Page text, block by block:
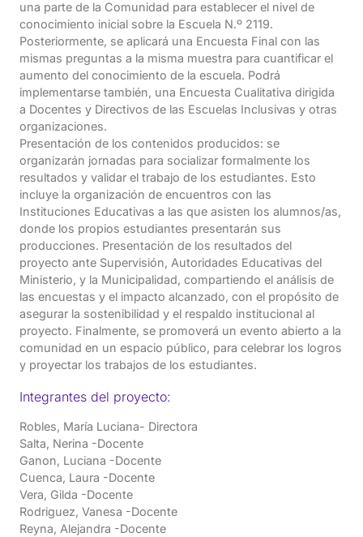
una parte de la Comunidad para establecer el nivel de
conocimiento inicial sobre la Escuela N.º 2119.
Posteriormente, se aplicará una Encuesta Final con las
mismas preguntas a la misma muestra para cuantificar el
aumento del conocimiento de la escuela. Podrá
implementarse también, una Encuesta Cualitativa dirigida
a Docentes y Directivos de las Escuelas Inclusivas y otras
organizaciones.
Presentación de los contenidos producidos: se
organizarán jornadas para socializar formalmente los
resultados y validar el trabajo de los estudiantes. Esto
incluye la organización de encuentros con las
Instituciones Educativas a las que asisten los alumnos/as,
donde los propios estudiantes presentarán sus
producciones. Presentación de los resultados del
proyecto ante Supervisión, Autoridades Educativas del
Ministerio, y la Municipalidad, compartiendo el análisis de
las encuestas y el impacto alcanzado, con el propósito de
asegurar la sostenibilidad y el respaldo institucional al
proyecto. Finalmente, se promoverá un evento abierto a la
comunidad en un espacio público, para celebrar los logros
y proyectar los trabajos de los estudiantes.
Integrantes del proyecto:
Robles, María Luciana- Directora
Salta, Nerina -Docente
Ganon, Luciana -Docente
Cuenca, Laura -Docente
Vera, Gilda -Docente
Rodriguez, Vanesa -Docente
Reyna, Alejandra -Docente